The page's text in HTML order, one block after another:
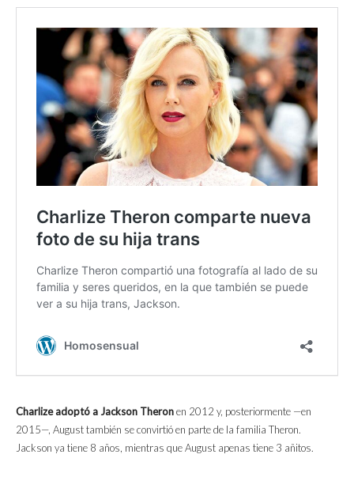
Charlize adoptó a Jackson Theronen 2012 y, posteriormente —en
2015—, August también se convirtió en parte de la familia Theron.
Jackson ya tiene 8 años, mientras que August apenas tiene 3 añitos.